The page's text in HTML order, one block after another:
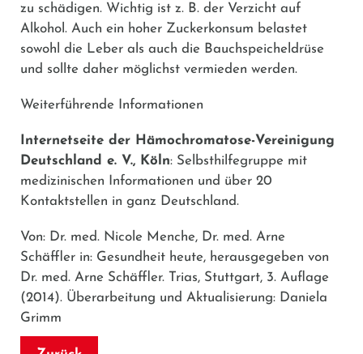
zu schädigen. Wichtig ist z. B. der Verzicht auf
Alkohol. Auch ein hoher Zuckerkonsum belastet
sowohl die Leber als auch die Bauchspeicheldrüse
und sollte daher möglichst vermieden werden.
Weiterführende Informationen
Internetseite der Hämochromatose-Vereinigung
Deutschland e. V., Köln: Selbsthilfegruppe mit
medizinischen Informationen und über 20
Kontaktstellen in ganz Deutschland.
Von: Dr. med. Nicole Menche, Dr. med. Arne
Schäffler in: Gesundheit heute, herausgegeben von
Dr. med. Arne Schäffler. Trias, Stuttgart, 3. Auflage
(2014). Überarbeitung und Aktualisierung: Daniela
Grimm